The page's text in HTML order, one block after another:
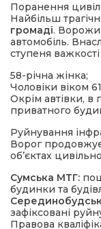
Поранення
Найбільш
громаді.
автомобіль.
ступеня
58-річна жінка;
Чоловіки віком
Окрім автівки,
приватного
Руйнування
Ворог
об’єктах
Сумська МТГ:
будинки та
зафіксовані
Правова